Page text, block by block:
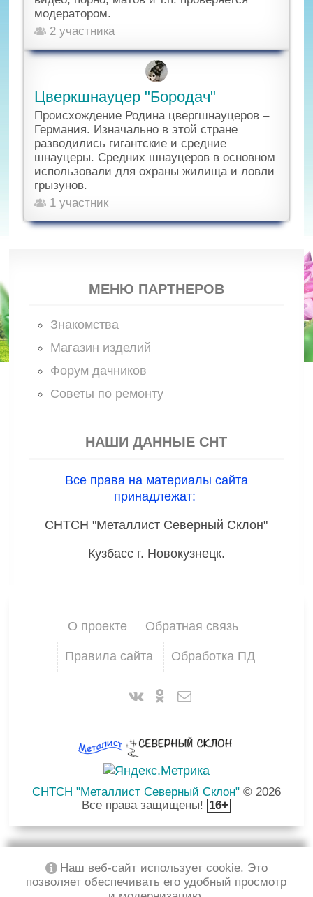
модератором.
2 участника
Цверкшнауцер "Бородач"
Происхождение Родина цвергшнауцеров –
Германия. Изначально в этой стране
разводились гигантские и средние
шнауцеры. Средних шнауцеров в основном
использовали для охраны жилища и ловли
грызунов.
1 участник
МЕНЮ ПАРТНЕРОВ
Знакомства
Магазин изделий
Форум дачников
Советы по ремонту
НАШИ ДАННЫЕ СНТ
Все права на материалы сайта
принадлежат:
СНТСН "Металлист Северный Склон"
Кузбасс г. Новокузнецк.
О проекте Обратная связь
Правила сайта Обработка ПД
СНТСН "Металлист Северный Склон"© 2026
Все права защищены! 16+
Наш веб-сайт использует cookie. Это
позволяет обеспечивать его удобный просмотр